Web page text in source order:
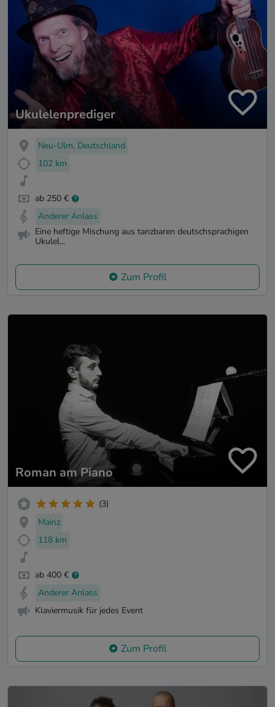
Ukulelenprediger
Neu-Ulm, Deutschland
102 km
ab 250 €
Anderer Anlass
Eine heftige Mischung aus tanzbaren deutschsprachigen
Ukulel...
Zum Profil
Roman am Piano
(3)
Mainz
118 km
ab 400 €
Anderer Anlass
Klaviermusik für jedes Event
Zum Profil